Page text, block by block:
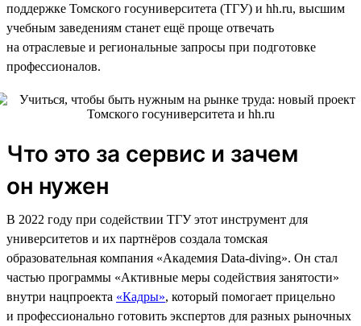
поддержке Томского госуниверситета (ТГУ) и hh.ru, высшим
учебным заведениям станет ещё проще отвечать
на отраслевые и региональные запросы при подготовке
профессионалов.
Что это за сервис и зачем
он нужен
В 2022 году при содействии ТГУ этот инструмент для
университетов и их партнёров создала томская
образовательная компания «Академия Data-diving». Он стал
частью программы «Активные меры содействия занятости»
внутри нацпроекта «Кадры», который помогает прицельно
и профессионально готовить экспертов для разных рыночных